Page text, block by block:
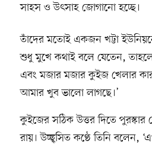
সাহস ও উৎসাহ জোগানো হচ্ছে।
তাঁদের মতোই একজন খট্টা
শুধু মুখে কথাই বলে যেতেন, তাহলে
এবং মজার মজার কুইজ খেলার
আমার খুব ভালো লাগছে।’
কুইজের সঠিক উত্তর দিতে পুরস্কার
রায়। উচ্ছ্বসিত কণ্ঠে তিনি